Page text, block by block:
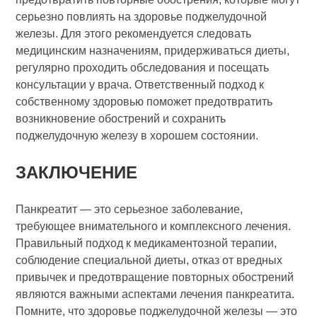
серьезно повлиять на здоровье поджелудочной
железы. Для этого рекомендуется следовать
медицинским назначениям, придерживаться диеты,
регулярно проходить обследования и посещать
консультации у врача. Ответственный подход к
собственному здоровью поможет предотвратить
возникновение обострений и сохранить
поджелудочную железу в хорошем состоянии.
ЗАКЛЮЧЕНИЕ
Панкреатит — это серьезное заболевание,
требующее внимательного и комплексного лечения.
Правильный подход к медикаментозной терапии,
соблюдение специальной диеты, отказ от вредных
привычек и предотвращение повторных обострений
являются важными аспектами лечения панкреатита.
Помните, что здоровье поджелудочной железы — это